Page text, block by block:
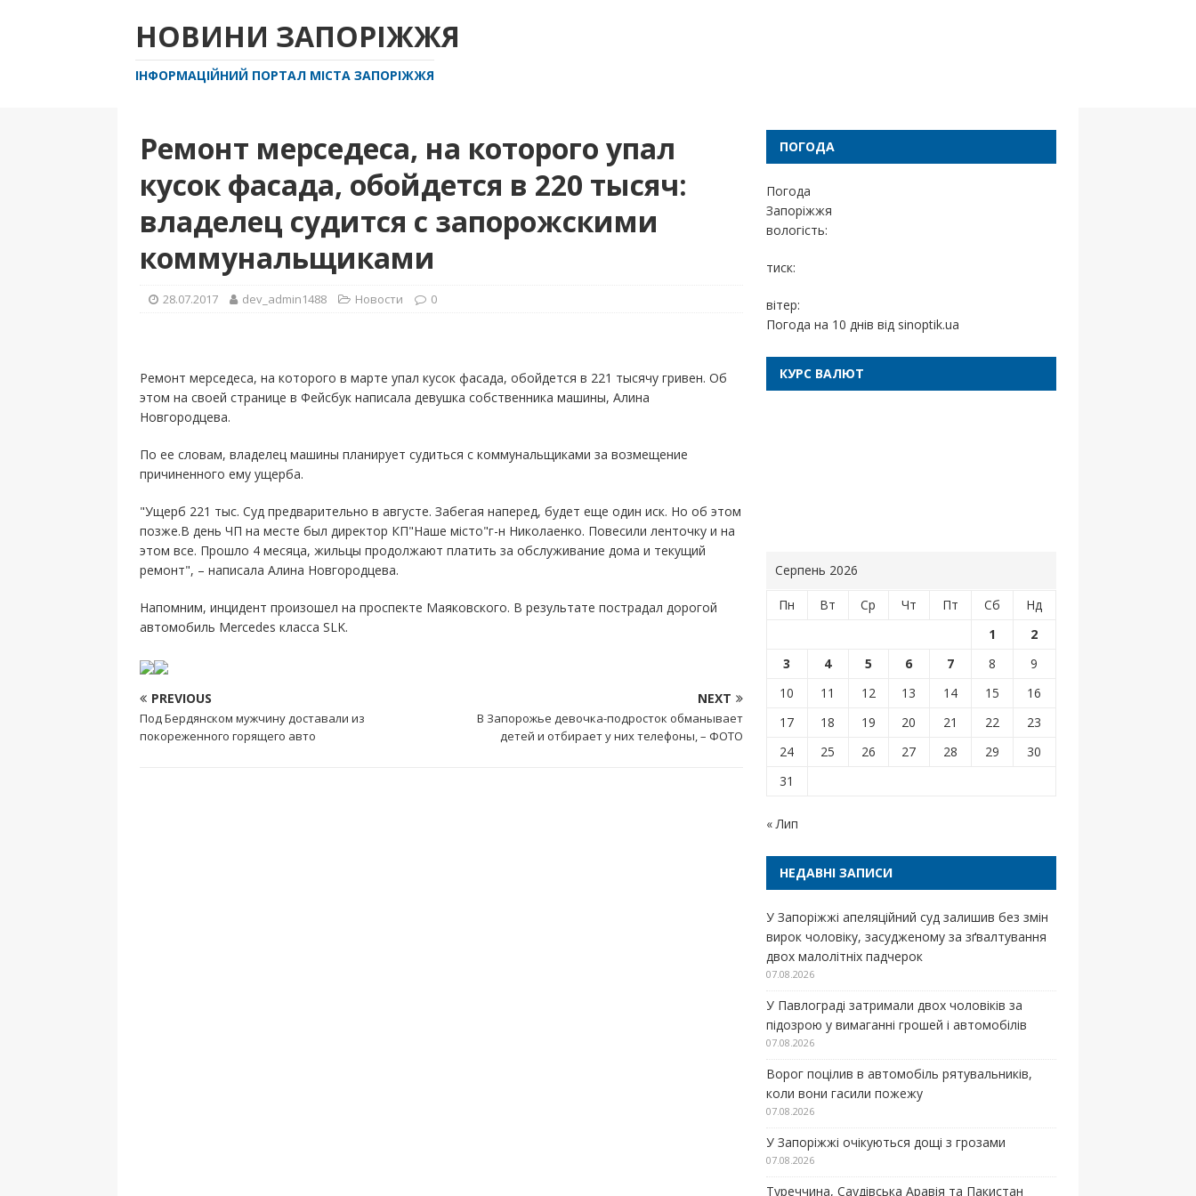
НОВИНИ ЗАПОРІЖЖЯ
ІНФОРМАЦІЙНИЙ ПОРТАЛ МІСТА ЗАПОРІЖЖЯ
Ремонт мерседеса, на которого упал
кусок фасада, обойдется в 220 тысяч:
владелец судится с запорожскими
коммунальщиками
28.07.2017 dev_admin1488 Новости 0
Ремонт мерседеса, на которого в марте упал кусок фасада, обойдется в 221 тысячу гривен. Об
этом на своей странице в Фейсбук написала девушка собственника машины, Алина
Новгородцева.
По ее словам, владелец машины планирует судиться с коммунальщиками за возмещение
причиненного ему ущерба.
"Ущерб 221 тыс. Суд предварительно в августе. Забегая наперед, будет еще один иск. Но об этом
позже.В день ЧП на месте был директор КП"Наше місто"г-н Николаенко. Повесили ленточку и на
этом все. Прошло 4 месяца, жильцы продолжают платить за обслуживание дома и текущий
ремонт", – написала Алина Новгородцева.
Напомним, инцидент произошел на проспекте Маяковского. В результате пострадал дорогой
автомобиль Mercedes класса SLK.
PREVIOUS
Под Бердянском мужчину доставали из
покореженного горящего авто
NEXT
В Запорожье девочка-подросток обманывает
детей и отбирает у них телефоны, – ФОТО
ПОГОДА
Погода
Запоріжжя
вологість:
тиск:
вітер:
Погода на 10 днів від sinoptik.ua
КУРС ВАЛЮТ
Серпень 2026
Пн Вт Ср Чт Пт Сб
Нд
1
2
3
4 5 6 7 8
9
10
11 12 13 14 15
16
17
18 19 20 21 22
23
24
25 26 27 28 29
30
31
« Лип
НЕДАВНІ ЗАПИСИ
У Запоріжжі апеляційний суд залишив без змін
вирок чоловіку, засудженому за зґвалтування
двох малолітніх падчерок
07.08.2026
У Павлограді затримали двох чоловіків за
підозрою у вимаганні грошей і автомобілів
07.08.2026
Ворог поцілив в автомобіль рятувальників,
коли вони гасили пожежу
07.08.2026
У Запоріжжі очікуються дощі з грозами
07.08.2026
Туреччина, Саудівська Аравія та Пакистан